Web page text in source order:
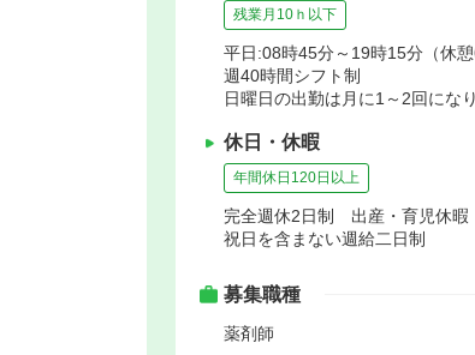
残業月10ｈ以下
平日:08時45分～19時15分（休
週40時間シフト制
日曜日の出勤は月に1～2回にな
休日・休暇
年間休日120日以上
完全週休2日制 出産・育児休
祝日を含まない週給二日制
募集職種
薬剤師